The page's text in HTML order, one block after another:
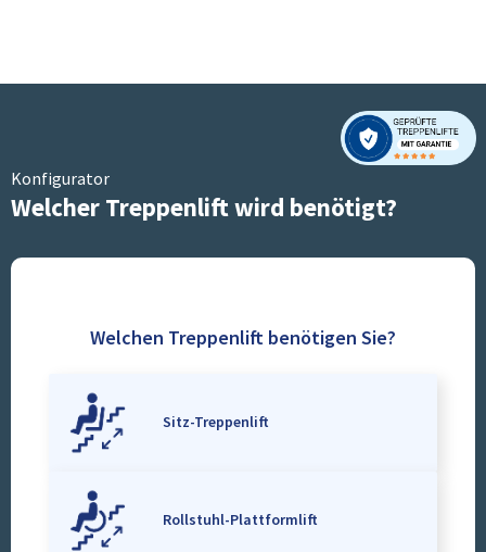
Konfigurator
Welcher Treppenlift wird benötigt?
Welchen Treppenlift benötigen Sie?
Sitz-Treppenlift
Rollstuhl-Plattformlift